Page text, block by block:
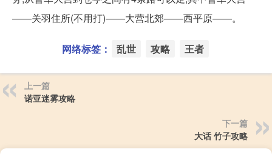
——关羽住所(不用打)——大营北郊——西平原——。
网络标签： 乱世 攻略 王者
上一篇
诺亚迷雾攻略
下一篇
大话 竹子攻略